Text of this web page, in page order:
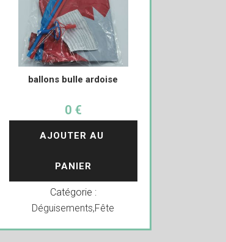
ballons bulle ardoise
0 €
AJOUTER AU
PANIER
Catégorie :
Déguisements,Fête